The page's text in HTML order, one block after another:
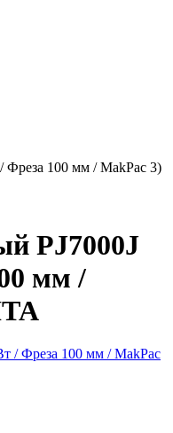
Фреза 100 мм / MakPac 3)
PJ7000J
мм /